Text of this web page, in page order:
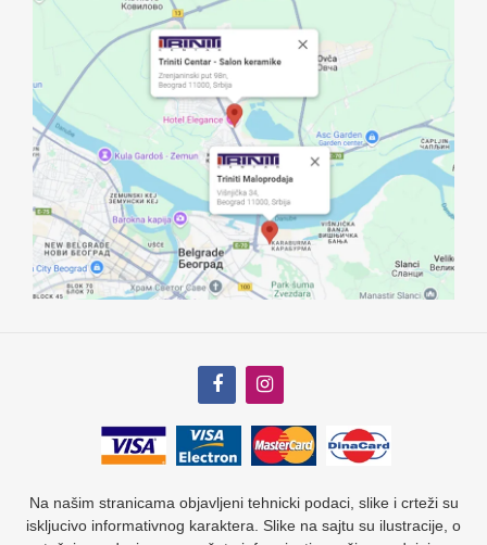
Na našim stranicama objavljeni tehnicki podaci, slike i crteži su
iskljucivo informativnog karaktera. Slike na sajtu su ilustracije, o